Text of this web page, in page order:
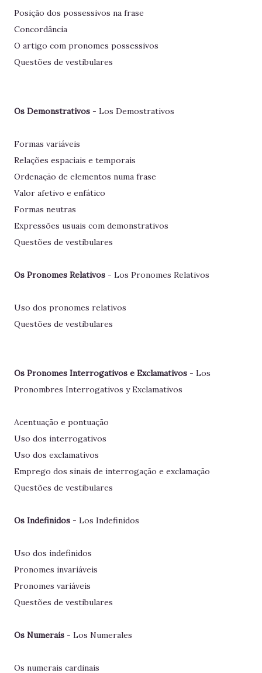
Posição dos possessivos na frase
Concordância
O artigo com pronomes possessivos
Questões de vestibulares
Os Demonstrativos - Los Demostrativos
Formas variáveis
Relações espaciais e temporais
Ordenação de elementos numa frase
Valor afetivo e enfático
Formas neutras
Expressões usuais com demonstrativos
Questões de vestibulares
Os Pronomes Relativos - Los Pronomes Relativos
Uso dos pronomes relativos
Questões de vestibulares
Os Pronomes Interrogativos e Exclamativos - Los
Pronombres Interrogativos y Exclamativos
Acentuação e pontuação
Uso dos interrogativos
Uso dos exclamativos
Emprego dos sinais de interrogação e exclamação
Questões de vestibulares
Os Indefinidos - Los Indefinidos
Uso dos indefinidos
Pronomes invariáveis
Pronomes variáveis
Questões de vestibulares
Os Numerais - Los Numerales
Os numerais cardinais